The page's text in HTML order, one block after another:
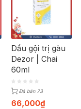
Dầu gội trị gàu
Dezor | Chai
60ml
Đã bán 73
66,000₫